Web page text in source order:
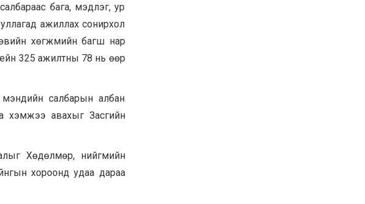
бага, мэдлэг, ур
ажиллах сонирхол
хөгжмийн багш нар
325 ажилтны 78 нь өөр
мэндийн салбарын албан
хэмжээ авахыг Засгийн
Хөдөлмөр, нийгмийн
хороонд удаа дараа